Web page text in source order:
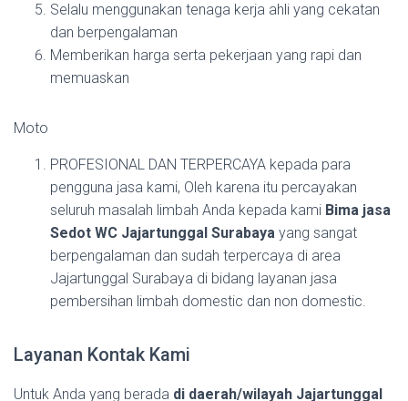
Selalu menggunakan tenaga kerja ahli yang cekatan
dan berpengalaman
Memberikan harga serta pekerjaan yang rapi dan
memuaskan
Moto
PROFESIONAL DAN TERPERCAYA kepada para
pengguna jasa kami, Oleh karena itu percayakan
seluruh masalah limbah Anda kepada kami Bima jasa
Sedot WC Jajartunggal Surabaya yang sangat
berpengalaman dan sudah terpercaya di area
Jajartunggal Surabaya di bidang layanan jasa
pembersihan limbah domestic dan non domestic.
Layanan Kontak Kami
Untuk Anda yang berada di daerah/wilayah Jajartunggal